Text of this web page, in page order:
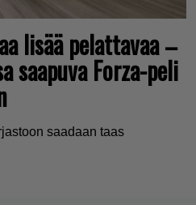
lisää pelattavaa –
saapuva Forza-peli
saadaan taas